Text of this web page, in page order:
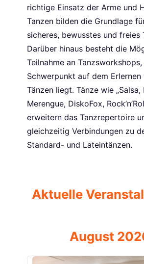
richtige Einsatz der Arme und
Tanzen bilden die Grundlage
sicheres, bewusstes und freies
Darüber hinaus besteht die
Teilnahme an
Schwerpunkt auf dem Erlernen
Tänzen liegt. Tänze wie „Salsa,
Merengue, DiskoFox,
erweitern das Tanzrepertoire
gleichzeitig Verbindungen zu
Standard- und Lateintänzen.
Aktuelle
August